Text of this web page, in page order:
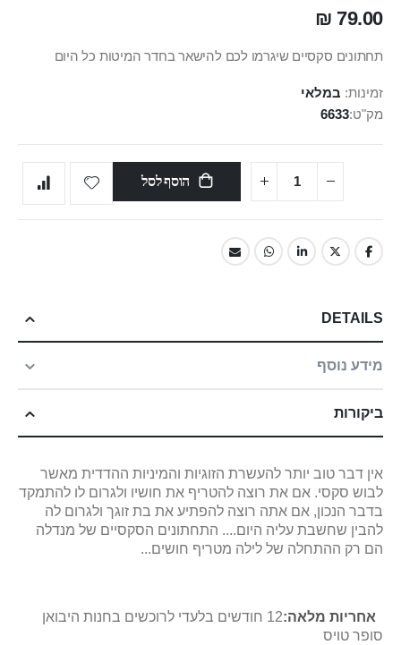
79.00 ₪
תחתונים סקסיים שיגרמו לכם להישאר בחדר המיטות כל היום
זמינות: במלאי
מק"ט 6633
הוסף לסל
DETAILS
מידע נוסף
ביקורות
אין דבר טוב יותר להעשרת הזוגיות והמיניות ההדדית מאשר
לבוש סקסי. אם את רוצה להטריף את חושיו ולגרום לו להתמקד
בדבר הנכון, אם אתה רוצה להפתיע את בת זוגך ולגרום לה
להבין שחשבת עליה היום.... התחתונים הסקסיים של מנדלה
הם רק ההתחלה של לילה מטריף חושים...
מידע
נוסף
12 חודשים בלעדי לרוכשים בחנות היבואן
סופר טויס